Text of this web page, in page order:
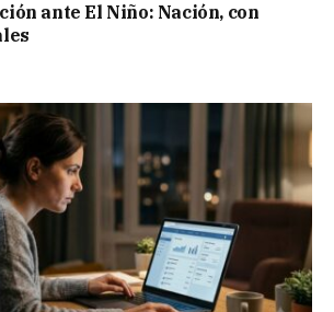
ante El Niño: Nación, con